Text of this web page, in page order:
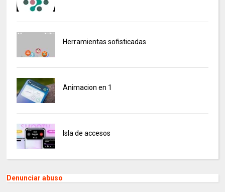
Herramientas sofisticadas
Animacion en 1
Isla de accesos
Denunciar abuso